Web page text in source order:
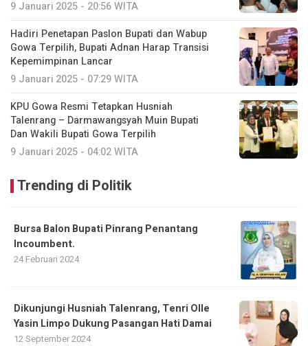
9 Januari 2025 - 20:56 WITA
Hadiri Penetapan Paslon Bupati dan Wabup
Gowa Terpilih, Bupati Adnan Harap Transisi
Kepemimpinan Lancar
9 Januari 2025 - 07:29 WITA
KPU Gowa Resmi Tetapkan Husniah
Talenrang – Darmawangsyah Muin Bupati
Dan Wakili Bupati Gowa Terpilih
9 Januari 2025 - 04:02 WITA
Trending di Politik
Bursa Balon Bupati Pinrang Penantang
Incoumbent.
24 Februari 2024
Dikunjungi Husniah Talenrang, Tenri Olle
Yasin Limpo Dukung Pasangan Hati Damai
12 September 2024